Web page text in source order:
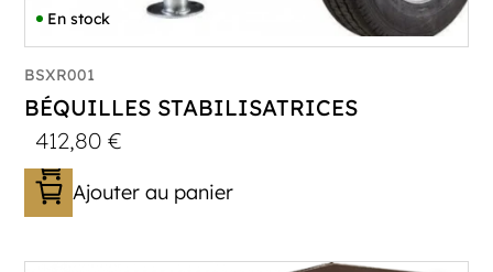
En stock
BSXR001
BÉQUILLES STABILISATRICES
412,80€
Ajouter au panier